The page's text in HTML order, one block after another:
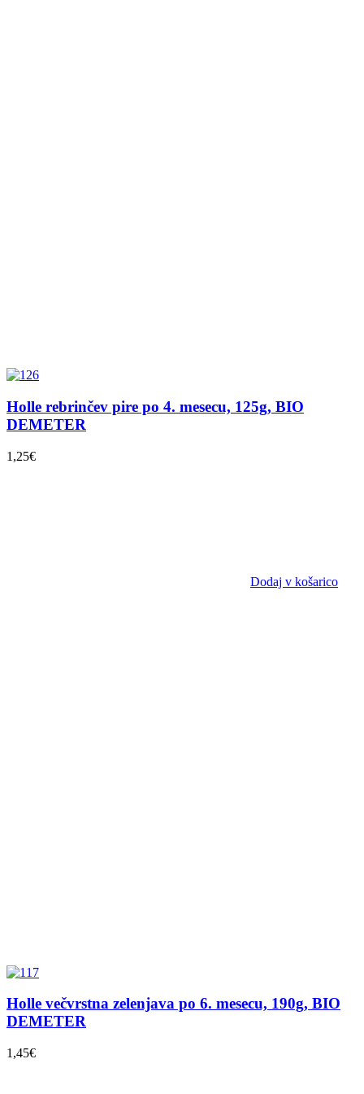
Holle rebrinčev pire po 4. mesecu, 125g, BIO
DEMETER
1,25€
Dodaj v košarico
Holle večvrstna zelenjava po 6. mesecu, 190g, BIO
DEMETER
1,45€